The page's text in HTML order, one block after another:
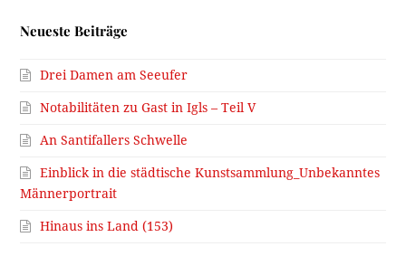
Neueste Beiträge
Drei Damen am Seeufer
Notabilitäten zu Gast in Igls – Teil V
An Santifallers Schwelle
Einblick in die städtische Kunstsammlung_Unbekanntes
Männerportrait
Hinaus ins Land (153)